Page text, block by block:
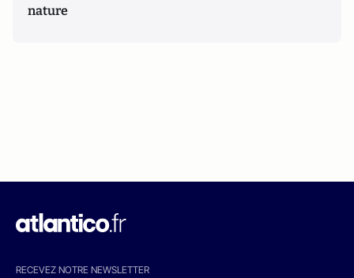
nature
RECEVEZ NOTRE NEWSLETTER